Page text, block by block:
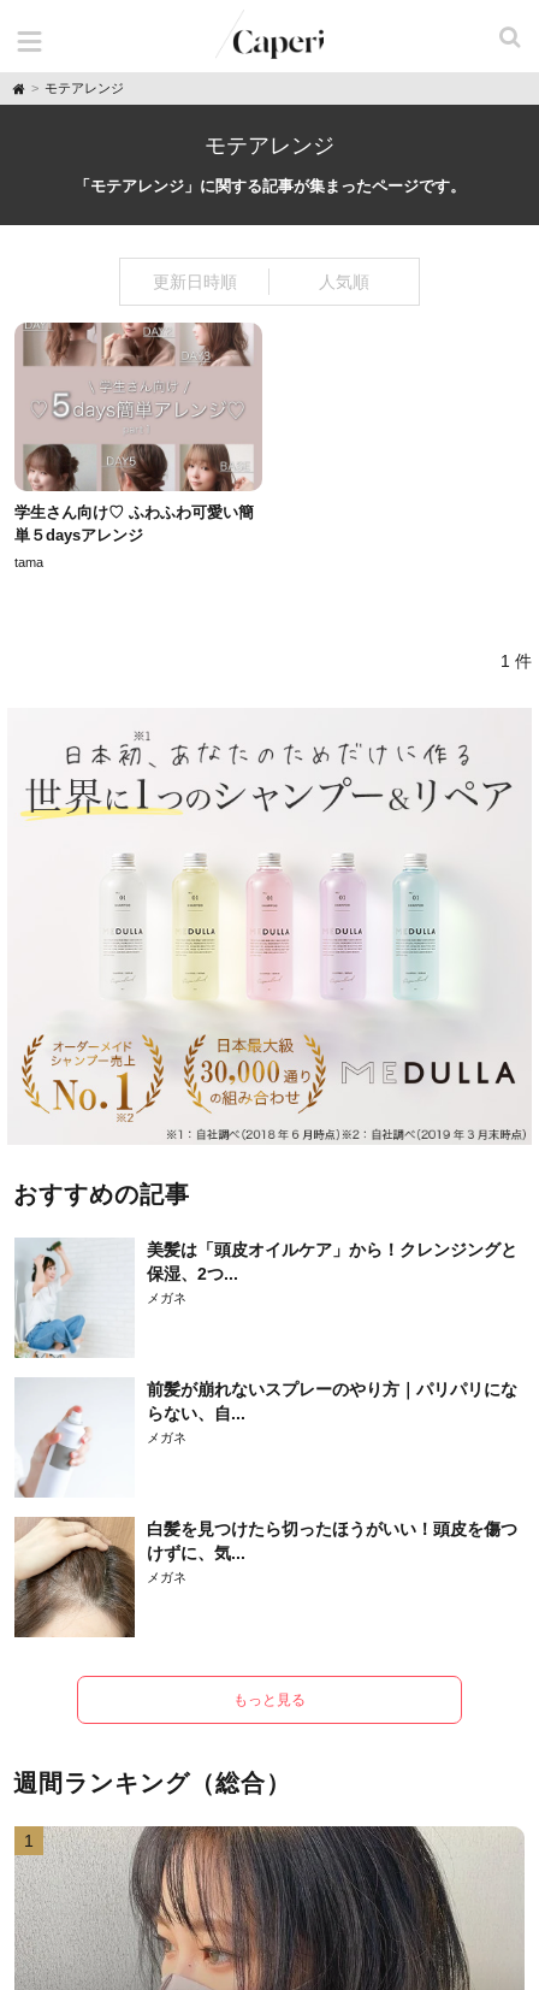
H
o
モテアレンジ
モテアレンジ
「モテアレンジ」に関する記事が集まったページです。
更新日時順 人気順
学生さん向け♡ ふわふわ可愛い簡
単５daysアレンジ
tama
1 件
おすすめの記事
美髪は「頭皮オイルケア」から！クレンジングと
保湿、2つ...
メガネ
前髪が崩れないスプレーのやり方｜パリパリにな
らない、自...
メガネ
白髪を見つけたら切ったほうがいい！頭皮を傷つ
けずに、気...
メガネ
もっと見る
週間ランキング（総合）
1